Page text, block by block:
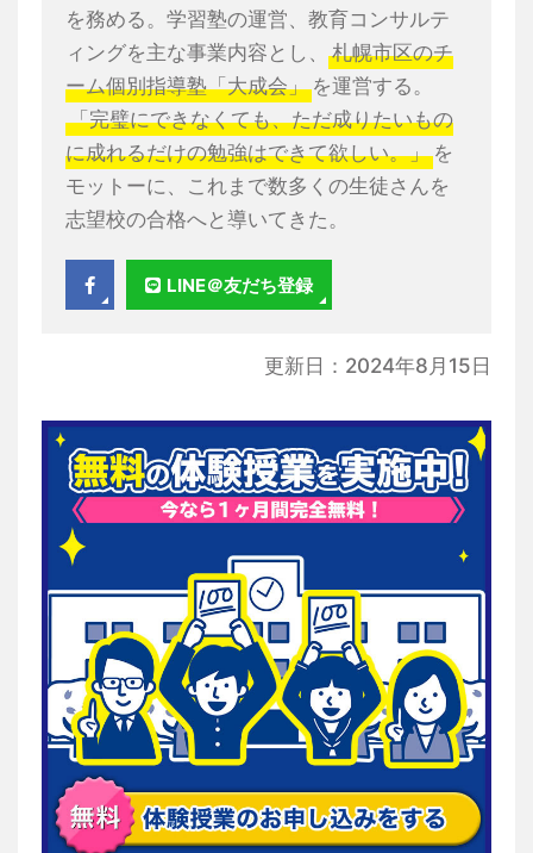
を務める。学習塾の運営、教育コンサルテ
ィングを主な事業内容とし、
札幌市区のチ
ーム個別指導塾「大成会」 を運営する。
「完璧にできなくても、ただ成りたいもの
に成れるだけの勉強はできて欲しい。」 を
モットーに、これまで数多くの生徒さんを
志望校の合格へと導いてきた。
LINE＠友だち登録
更新日：2024年8月15日